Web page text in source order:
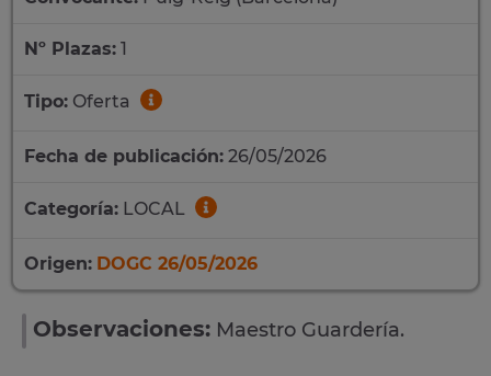
Nº Plazas: 1
Tipo: Oferta
Fecha de publicación: 26/05/2026
Categoría: LOCAL
Origen: DOGC 26/05/2026
Observaciones: Maestro Guardería.